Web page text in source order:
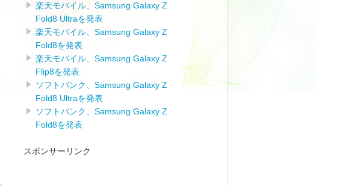
楽天モバイル、Samsung Galaxy Z
Fold8 Ultraを発表
楽天モバイル、Samsung Galaxy Z
Fold8を発表
楽天モバイル、Samsung Galaxy Z
Flip8を発表
ソフトバンク、Samsung Galaxy Z
Fold8 Ultraを発表
ソフトバンク、Samsung Galaxy Z
Fold8を発表
スポンサーリンク